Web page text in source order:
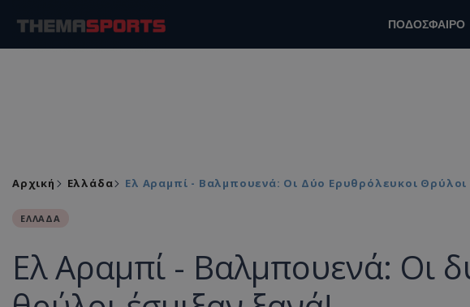
ΠΟΔΟΣΦΑΙΡΟ
Αρχική Ελλάδα Ελ Αραμπί - Βαλμπουενά: Οι Δύο Ερυθρόλευκοι Θρύλοι
ΕΛΛΑΔΑ
Ελ Αραμπί - Βαλμπουενά: Οι